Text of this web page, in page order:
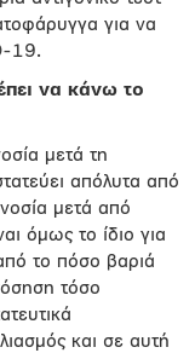
για να
19.
να κάνω το
μετά τη
απόλυτα από
μετά από
όμως το ίδιο για
το πόσο βαριά
τόσο
και σε αυτή